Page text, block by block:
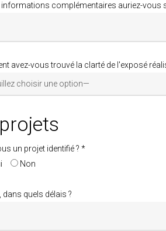
informations complémentaires auriez-vous
avez-vous trouvé la clarté de l'exposé
un projet identifié ? *
Non
dans quels délais ?